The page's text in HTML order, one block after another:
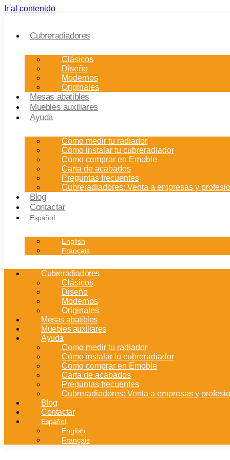
Ir al contenido
Cubreradiadores
Clásicos
Diseño
Modernos
Originales
Mesas abatibles
Muebles auxiliares
Ayuda
Como medir tu radiador
Cómo instalar tu cubreradiador
Cómo comprar en Emoble
Carta de acabados
Preguntas frecuentes
Cubreradiadores: Venta a empresas y
Blog
Contactar
Español
English
Français
Cubreradiadores
Clásicos
Diseño
Modernos
Originales
Mesas abatibles
Muebles auxiliares
Ayuda
Como medir tu radiador
Cómo instalar tu cubreradiador
Cómo comprar en Emoble
Carta de acabados
Preguntas frecuentes
Cubreradiadores: Venta a empresas y
Blog
Contactar
Español
English
Français